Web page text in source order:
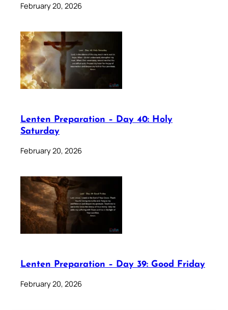
February 20, 2026
Lenten Preparation – Day 40: Holy
Saturday
February 20, 2026
Lenten Preparation – Day 39: Good Friday
February 20, 2026